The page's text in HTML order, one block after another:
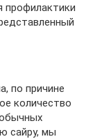
профилактики
по причине
количество
сайру, мы